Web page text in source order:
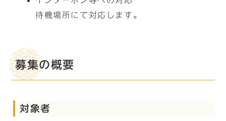
待機場所にて対応します。
募集の概要
対象者